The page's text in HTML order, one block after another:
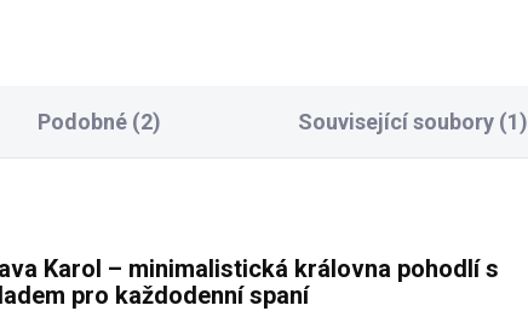
Podobné (2) Související soubory (1)
Karol – minimalistická královna pohodlí s
pro každodenní spaní